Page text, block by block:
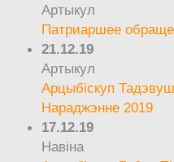
Артыкул
Патриаршее
21.12.19
Артыкул
Арцыбіскуп
Нараджэнне 2019
17.12.19
Навіна